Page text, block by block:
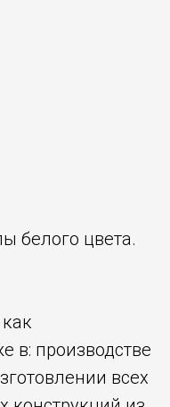
белого цвета.
в: производстве
всех